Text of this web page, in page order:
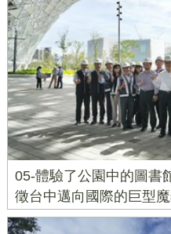
05-體驗了公園中的圖書
徵台中邁向國際的巨型